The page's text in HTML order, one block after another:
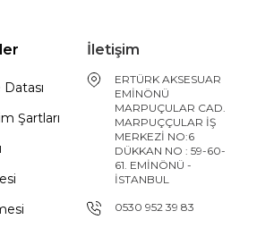
Şartları
İletişim
ERTÜRK AKSESUAR
EMİNÖNÜ
MARPUÇULAR CAD.
MARPUÇÇULAR İŞ
MERKEZİ NO:6
DÜKKAN NO : 59-60-
61. EMİNÖNÜ -
İSTANBUL
0530 952 39 83